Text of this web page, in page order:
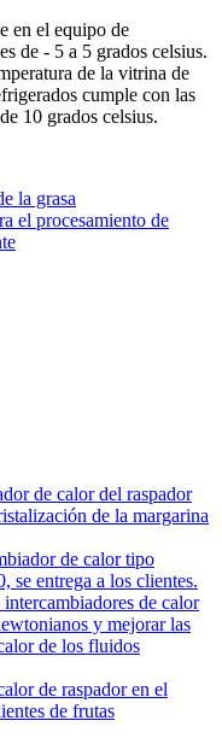
en el equipo de
de - 5 a 5 grados celsius.
de la vitrina de
cumple con las
10 grados celsius.
la grasa
el procesamiento de
de calor del raspador
de la margarina
de calor tipo
se entrega a los clientes.
de calor
y mejorar las
de los fluidos
de raspador en el
de frutas